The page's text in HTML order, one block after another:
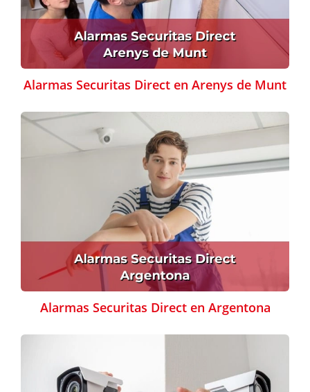
Alarmas Securitas Direct en Arenys de Munt
Alarmas Securitas Direct en Argentona